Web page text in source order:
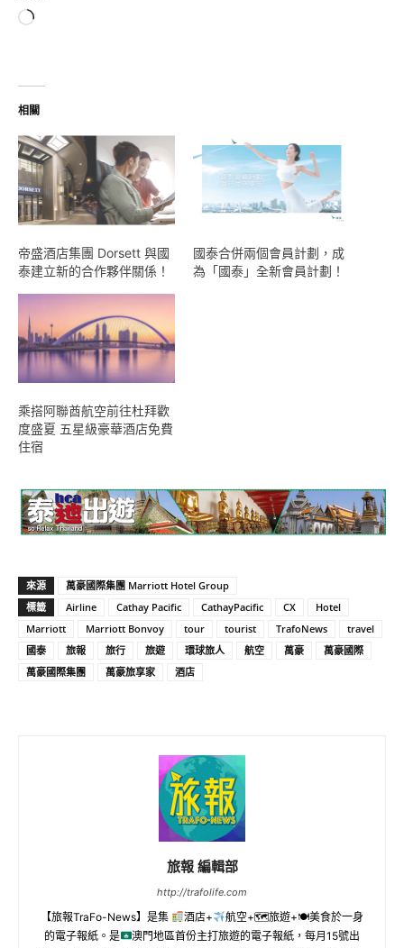
正
入...
相關
帝盛酒店集團 Dorsett 與國
泰建立新的合作夥伴關係！
國泰合併兩個會員計劃，成
為「國泰」全新會員計劃！
乘搭阿聯酋航空前往杜拜歡
度盛夏 五星級豪華酒店免費
住宿
來源
萬豪國際集團 Marriott Hotel Group
標籤
Airline Cathay Pacific CathayPacific CX
Hotel
Marriott
Marriott Bonvoy tour tourist TrafoNews
travel
國泰
旅報 旅行 旅遊 環球旅人 航空 萬豪
萬豪國際
萬豪國際集團
萬豪旅享家 酒店
旅報 編輯部
http://trafolife.com
【旅報TraFo-News】是集 酒店+
航空+🗺旅遊+🍽美食於一身
的電子報紙。是
澳門地區首份主打旅遊的電子報紙，每月15號出